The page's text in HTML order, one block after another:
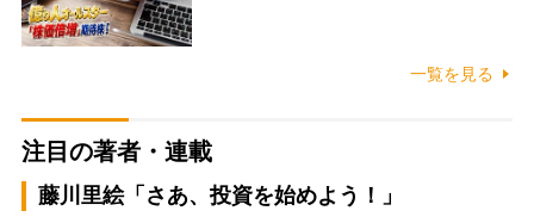
一覧を見る
注目の著者・連載
藤川里絵「さあ、投資を始めよう！」